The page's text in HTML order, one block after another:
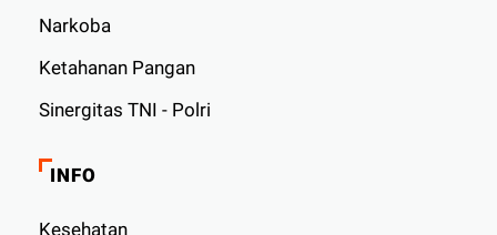
Narkoba
Ketahanan Pangan
Sinergitas TNI - Polri
INFO
Kesehatan